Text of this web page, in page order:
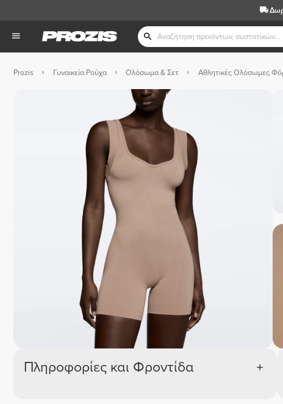
Prozis Γυναικεία Ρούχα Ολόσωμα & Σετ Αθλητικές Ολόσωμες
Πληροφορίες και Φροντίδα